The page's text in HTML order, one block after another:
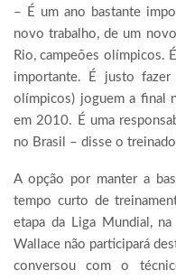
– É um ano bastante
novo trabalho, de um
Rio, campeões olímpicos.
importante. É justo fazer
olímpicos) joguem a final
em 2010. É uma
no Brasil – disse o
A opção por manter a
tempo curto de
etapa da Liga Mundial,
Wallace não participará
conversou com o